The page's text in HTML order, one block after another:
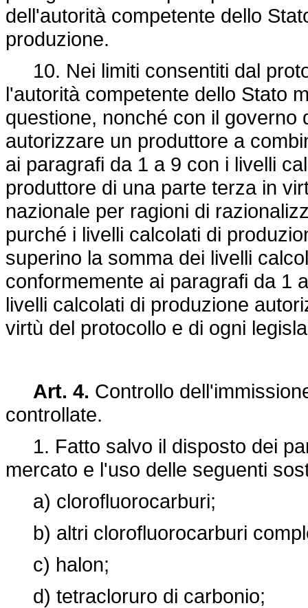
dell'autorità competente dello
produzione.
10. Nei limiti consentiti dal
l'autorità competente dello Stato
questione, nonché con il
autorizzare un produttore a
ai paragrafi da 1 a 9 con i livelli
produttore di una parte terza in
nazionale per ragioni di
purché i livelli calcolati di
superino la somma dei livelli
conformemente ai paragrafi da 1
livelli calcolati di produzione
virtù del protocollo e di ogni
Art. 4. Controllo
controllate.
1. Fatto salvo il disposto dei
mercato e l'uso delle seguenti
a) clorofluorocarburi;
b) altri clorofluorocarburi
c) halon;
d) tetracloruro di carbonio;